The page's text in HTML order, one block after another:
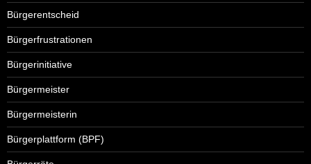
Bürgerentscheid
Bürgerfrustrationen
Bürgerinitiative
Bürgermeister
Bürgermeisterin
Bürgerplattform (BPF)